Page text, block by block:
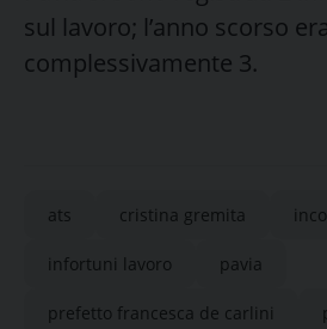
sul lavoro; l’anno scorso
complessivamente 3.
ats cristina gremita
infortuni lavoro pavia
prefetto francesca de carlini